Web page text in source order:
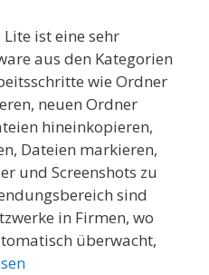
ist eine sehr
aus den Kategorien
wie Ordner
neuen Ordner
hineinkopieren,
Dateien markieren,
und Screenshots zu
sind
in Firmen, wo
überwacht,